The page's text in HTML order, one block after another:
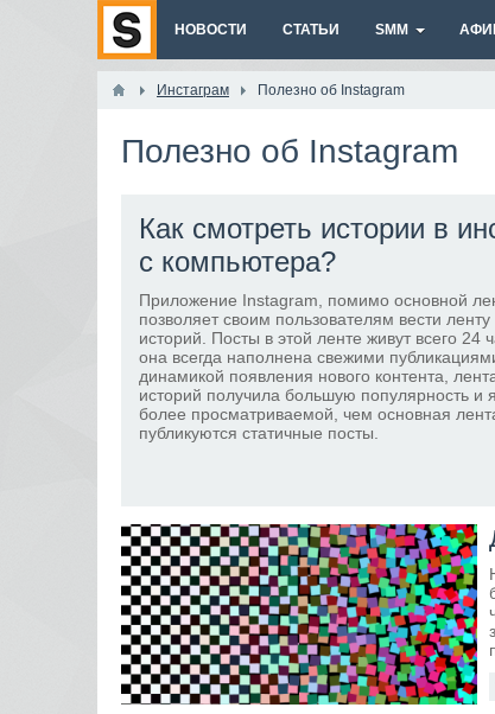
НОВОСТИ СТАТЬИ SMM
Инстаграм Полезно об Instagram
Полезно об Instagram
Как смотреть истории в
с компьютера?
Приложение Instagram, помимо основной
позволяет своим пользователям вести ленту
историй. Посты в этой ленте живут всего 24
она всегда наполнена свежими
динамикой появления нового контента,
историй получила большую популярность и
более просматриваемой, чем основная
публикуются статичные посты.